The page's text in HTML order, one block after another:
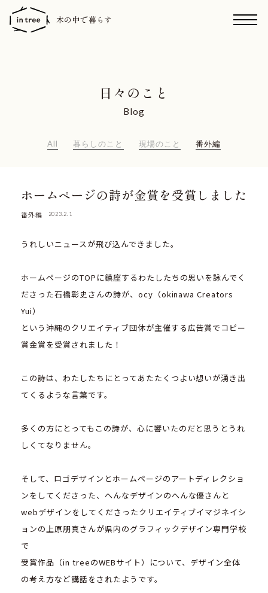
木の中で暮らす
日々のこと
Blog
All 暮らしのこと 現場のこと 番外編
ホームページの詩が金賞を受賞しました
番外編 2023.2.1
うれしいニュースが飛び込んできました。
ホームページのTOPに鎮座するわたしたちの思いを詠んでく
ださった石橋彰史さんの詩が、ocy（okinawa Creators
Yui）
という沖縄のクリエイティブ団体が主催する広告賞でコピー
賞金賞を受賞されました！
この詩は、わたしたちにとってあたたくつよい想いが湧き出
てくるような言葉です。
多くの方にとってもこの詩が、心に響いたのだと思うとうれ
しくてなりません。
そして、ロゴデザインとホームページのアートディレクショ
ンをしてくださった、へんなデザインのへんな優さんと
webデザインをしてくださったクリエイティブイマジネイシ
ョンの上原朋真さんが県内のグラフィックデザイン専門学校
で
受賞作品（in treeのWEBサイト）について、デザイン全体
の考え方など講話をされたようです。